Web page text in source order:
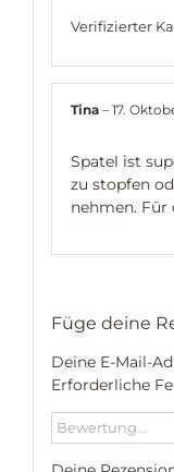
Verifizierter
Tina– 17.
Spatel ist
zu stopfen
nehmen. Für
Füge deine
Deine E-Mail-
Erforderliche